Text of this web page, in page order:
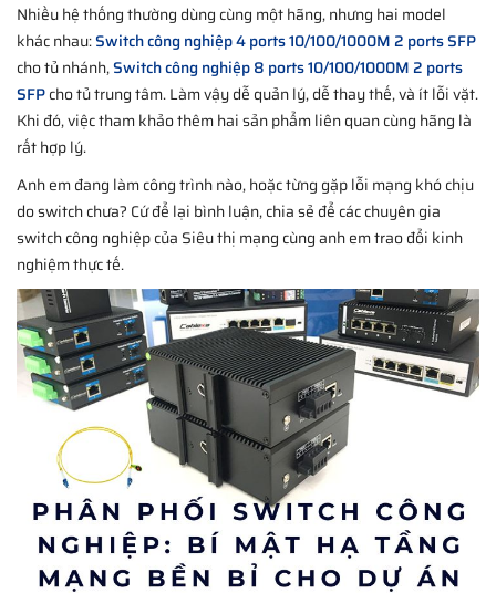
Nhiều hệ thống thường dùng cùng một hãng, nhưng hai model
khác nhau:Switch công nghiệp 4 ports 10/100/1000M 2 ports SFP
cho tủ nhánh,Switch công nghiệp 8 ports 10/100/1000M 2 ports
SFPcho tủ trung tâm. Làm vậy dễ quản lý, dễ thay thế, và ít lỗi vặt.
Khi đó, việc tham khảo thêm hai sản phẩm liên quan cùng hãng là
rất hợp lý.
Anh em đang làm công trình nào, hoặc từng gặp lỗi mạng khó chịu
do switch chưa? Cứ để lại bình luận, chia sẻ để các chuyên gia
switch công nghiệp của Siêu thị mạng cùng anh em trao đổi kinh
nghiệm thực tế.